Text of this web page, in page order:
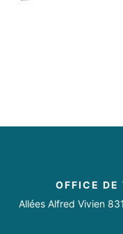
OFFICE DE
Allées Alfred Vivien